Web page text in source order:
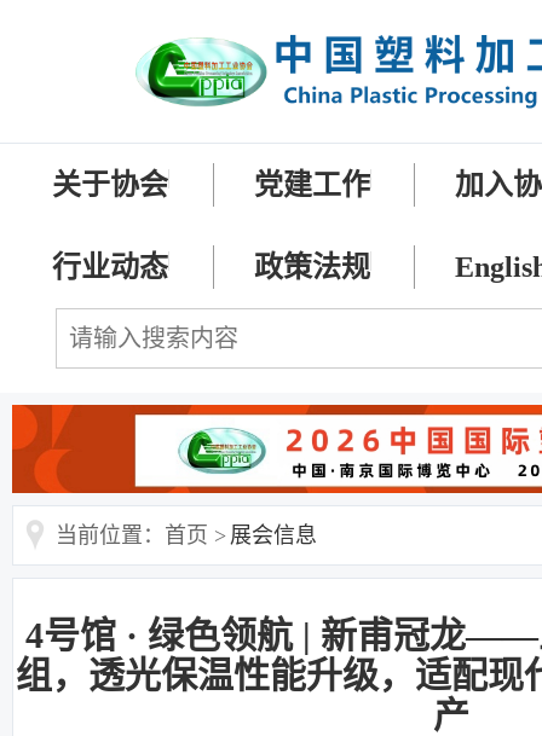
关于协会 党建工作 加入
行业动态 政策法规
当前位置：首页 > 展会信息
4号馆 · 绿色领航 | 新甫冠龙
组，透光保温性能升级，适配现
产